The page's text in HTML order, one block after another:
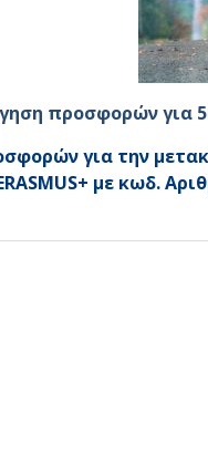
προσφορών για
για την
με κωδ.